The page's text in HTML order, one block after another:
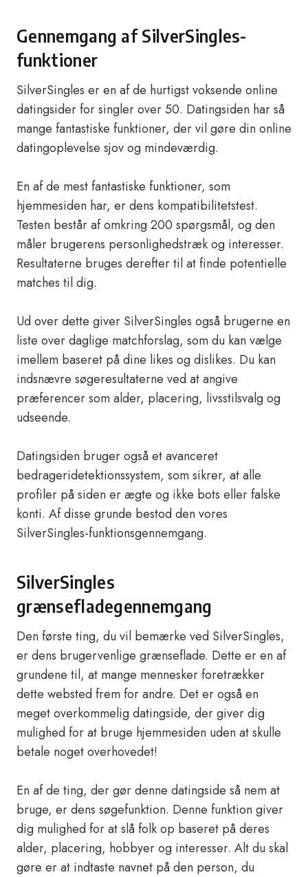
Gennemgang af SilverSingles-
funktioner
SilverSingles er en af de hurtigst voksende online
datingsider for singler over 50. Datingsiden har så
mange fantastiske funktioner, der vil gøre din online
datingoplevelse sjov og mindeværdig.
En af de mest fantastiske funktioner, som
hjemmesiden har, er dens kompatibilitetstest.
Testen består af omkring 200 spørgsmål, og den
måler brugerens personlighedstræk og interesser.
Resultaterne bruges derefter til at finde potentielle
matches til dig.
Ud over dette giver SilverSingles også brugerne en
liste over daglige matchforslag, som du kan vælge
imellem baseret på dine likes og dislikes. Du kan
indsnævre søgeresultaterne ved at angive
præferencer som alder, placering, livsstilsvalg og
udseende.
Datingsiden bruger også et avanceret
bedrageridetektionssystem, som sikrer, at alle
profiler på siden er ægte og ikke bots eller falske
konti. Af disse grunde bestod den vores
SilverSingles-funktionsgennemgang.
SilverSingles
grænsefladegennemgang
Den første ting, du vil bemærke ved SilverSingles,
er dens brugervenlige grænseflade. Dette er en af
grundene til, at mange mennesker foretrækker
dette websted frem for andre. Det er også en
meget overkommelig datingside, der giver dig
mulighed for at bruge hjemmesiden uden at skulle
betale noget overhovedet!
En af de ting, der gør denne datingside så nem at
bruge, er dens søgefunktion. Denne funktion giver
dig mulighed for at slå folk op baseret på deres
alder, placering, hobbyer og interesser. Alt du skal
gøre er at indtaste navnet på den person, du